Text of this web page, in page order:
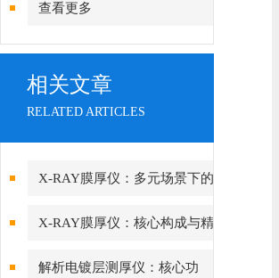
查看更多
相关文章
RELATED ARTICLES
X-RAY膜厚仪：多元场景下的
精准检测边界
X-RAY膜厚仪：核心构成与精
密协作的科技密码
解析电镀层测厚仪：核心功